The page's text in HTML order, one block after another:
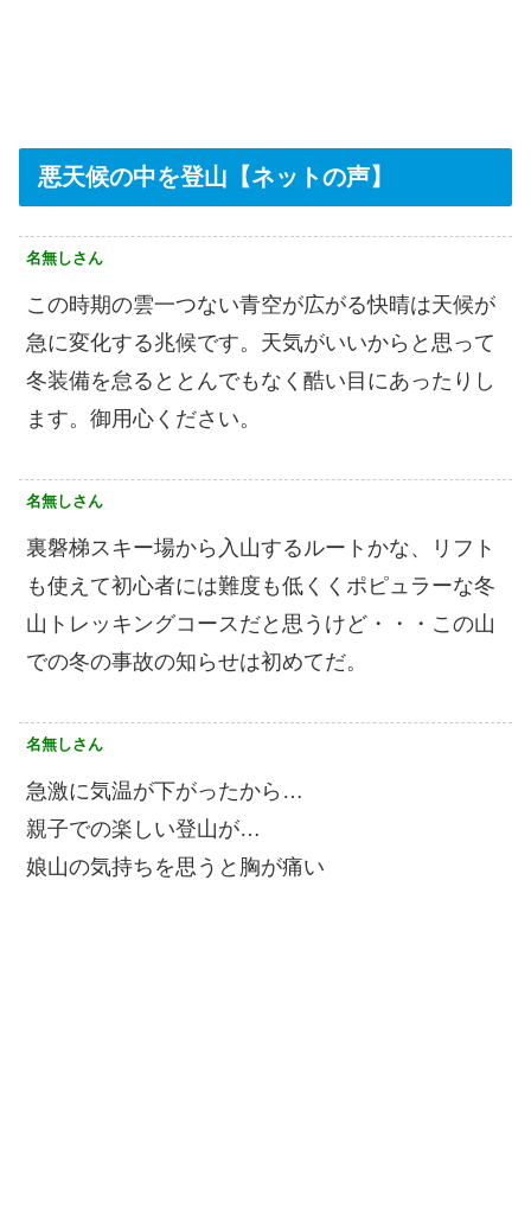
悪天候の中を登山【ネットの声】
名無しさん
この時期の雲一つない青空が広がる快晴は天候が
急に変化する兆候です。天気がいいからと思って
冬装備を怠るととんでもなく酷い目にあったりし
ます。御用心ください。
名無しさん
裏磐梯スキー場から入山するルートかな、リフト
も使えて初心者には難度も低くくポピュラーな冬
山トレッキングコースだと思うけど・・・この山
での冬の事故の知らせは初めてだ。
名無しさん
急激に気温が下がったから…
親子での楽しい登山が…
娘山の気持ちを思うと胸が痛い